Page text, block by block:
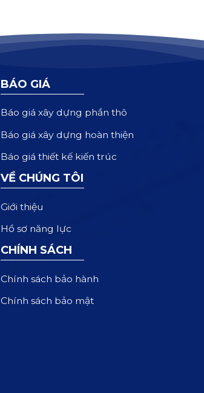
BÁO GIÁ
Báo giá xây dựng phần thô
Báo giá xây dựng hoàn thiện
Báo giá thiết kế kiến trúc
VỀ CHÚNG TÔI
Giới thiệu
Hồ sơ năng lực
CHÍNH SÁCH
Chính sách bảo hành
Chính sách bảo mật